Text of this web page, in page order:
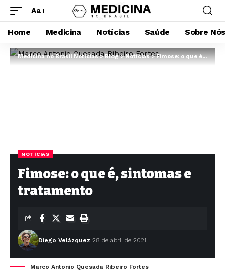
Aa
Home Medicina Notícias Saúde Sobre
Medicina no Brasil Notícias>Blog>Notícias>Fimose: o que é, sintomas e tratamento
NOTÍCIAS
Fimose: o que é, sintomas e
tratamento
Diego Velázquez 28 de abril de 2021
Marco Antonio Quesada Ribeiro Fortes